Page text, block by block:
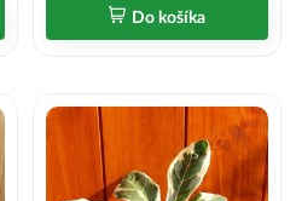
Do košíka